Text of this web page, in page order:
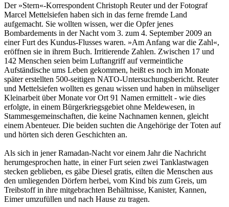
Der »Stern«-Korrespondent Christoph Reuter und der Fotograf
Marcel Mettelsiefen haben sich in das ferne fremde Land
aufgemacht. Sie wollten wissen, wer die Opfer jenes
Bombardements in der Nacht vom 3. zum 4. September 2009 an
einer Furt des Kundus-Flusses waren. »Am Anfang war die Zahl«,
eröffnen sie in ihrem Buch. Irritierende Zahlen. Zwischen 17 und
142 Menschen seien beim Luftangriff auf vermeintliche
Aufständische ums Leben gekommen, heißt es noch im Monate
später erstellten 500-seitigen NATO-Untersuchungsbericht. Reuter
und Mettelsiefen wollten es genau wissen und haben in mühseliger
Kleinarbeit über Monate vor Ort 91 Namen ermittelt - wie dies
erfolgte, in einem Bürgerkriegsgebiet ohne Meldewesen, in
Stammesgemeinschaften, die keine Nachnamen kennen, gleicht
einem Abenteuer. Die beiden suchten die Angehörige der Toten auf
und hörten sich deren Geschichten an.
Als sich in jener Ramadan-Nacht vor einem Jahr die Nachricht
herumgesprochen hatte, in einer Furt seien zwei Tanklastwagen
stecken geblieben, es gäbe Diesel gratis, eilten die Menschen aus
den umliegenden Dörfern herbei, vom Kind bis zum Greis, um
Treibstoff in ihre mitgebrachten Behältnisse, Kanister, Kannen,
Eimer umzufüllen und nach Hause zu tragen.